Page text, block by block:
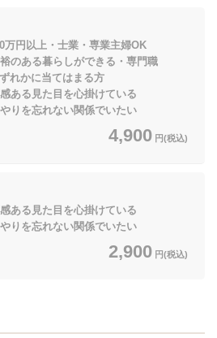
万円以上・士業・専業主婦OK
らしができる・専門職
当てはまる方
る見た目を心掛けている
りを忘れない関係でいたい
4,900 円(税込)
る見た目を心掛けている
りを忘れない関係でいたい
2,900 円(税込)